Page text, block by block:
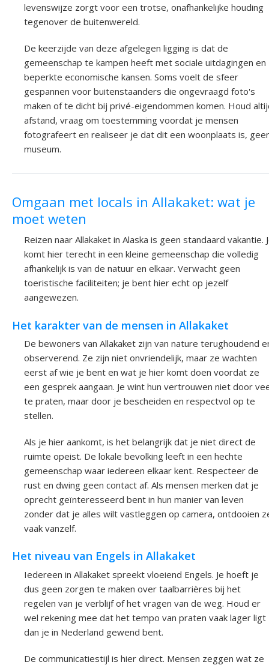
levenswijze zorgt voor een trotse, onafhankelijke houding
tegenover de buitenwereld.
De keerzijde van deze afgelegen ligging is dat de
gemeenschap te kampen heeft met sociale uitdagingen en
beperkte economische kansen. Soms voelt de sfeer
gespannen voor buitenstaanders die ongevraagd foto's
maken of te dicht bij privé-eigendommen komen. Houd
afstand, vraag om toestemming voordat je mensen
fotografeert en realiseer je dat dit een woonplaats is,
museum.
Omgaan met locals in Allakaket: wat je
moet weten
Reizen naar Allakaket in Alaska is geen standaard vakantie.
komt hier terecht in een kleine gemeenschap die volledig
afhankelijk is van de natuur en elkaar. Verwacht geen
toeristische faciliteiten; je bent hier echt op jezelf
aangewezen.
Het karakter van de mensen in Allakaket
De bewoners van Allakaket zijn van nature terughoudend
observerend. Ze zijn niet onvriendelijk, maar ze wachten
eerst af wie je bent en wat je hier komt doen voordat ze
een gesprek aangaan. Je wint hun vertrouwen niet door
te praten, maar door je bescheiden en respectvol op te
stellen.
Als je hier aankomt, is het belangrijk dat je niet direct de
ruimte opeist. De lokale bevolking leeft in een hechte
gemeenschap waar iedereen elkaar kent. Respecteer de
rust en dwing geen contact af. Als mensen merken dat je
oprecht geïnteresseerd bent in hun manier van leven
zonder dat je alles wilt vastleggen op camera, ontdooien
vaak vanzelf.
Het niveau van Engels in Allakaket
Iedereen in Allakaket spreekt vloeiend Engels. Je hoeft je
dus geen zorgen te maken over taalbarrières bij het
regelen van je verblijf of het vragen van de weg. Houd er
wel rekening mee dat het tempo van praten vaak lager ligt
dan je in Nederland gewend bent.
De communicatiestijl is hier direct. Mensen zeggen wat ze